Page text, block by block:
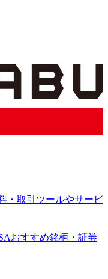
・取引ツールやサービ
おすすめ銘柄・証券